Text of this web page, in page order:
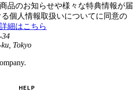
品のお知らせや様々な特典情報が届
個人情報取扱いについてに同意の
詳細はこちら
34
Tokyo
HELP